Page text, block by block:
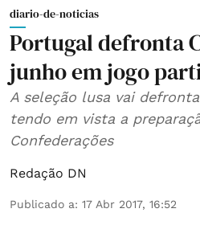
diario-de-noticias
Portugal defronta
junho em jogo
A seleção lusa vai
tendo em vista a
Confederações
Redação DN
Publicado a: 17 Abr 2017, 16:52